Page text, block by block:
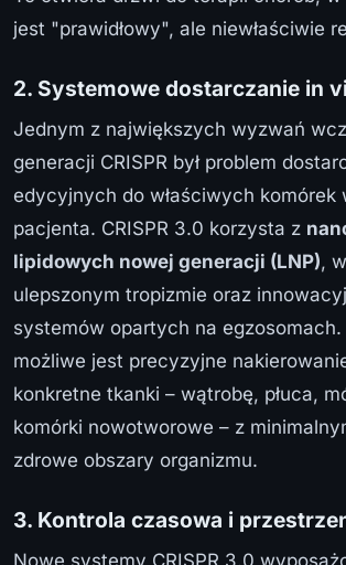
jest "prawidłowy", ale niewłaściwie
2. Systemowe dostarczanie in
Jednym z największych wyzwań
generacji CRISPR był problem
edycyjnych do właściwych komórek
pacjenta. CRISPR 3.0 korzysta z
lipidowych nowej generacji (LNP),
ulepszonym tropizmie oraz
systemów opartych na egzosomach.
możliwe jest precyzyjne
konkretne tkanki – wątrobę, płuca,
komórki nowotworowe – z
zdrowe obszary organizmu.
3. Kontrola czasowa i
Nowe systemy CRISPR 3.0